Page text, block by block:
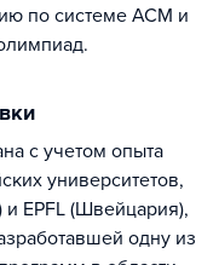
по системе АСМ и
университетов,
EPFL (Швейцария),
одну из